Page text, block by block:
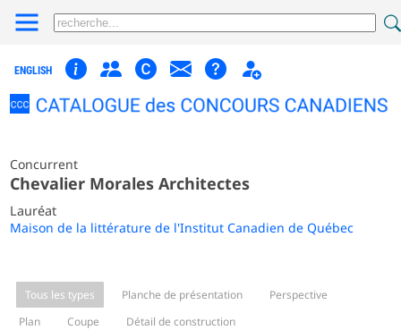
ENGLISH
Concurrent
Chevalier Morales Architectes
Lauréat
Maison de la littérature de l'Institut Canadien de Québec
Tous les types Planche de présentation
Perspective
Plan
Coupe
Détail de construction